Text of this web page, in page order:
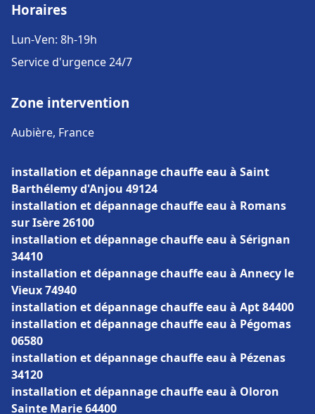
Horaires
Lun-Ven: 8h-19h
Service d'urgence 24/7
Zone intervention
Aubière, France
installation et dépannage chauffe eau à Saint
Barthélemy d'Anjou 49124
installation et dépannage chauffe eau à Romans
sur Isère 26100
installation et dépannage chauffe eau à Sérignan
34410
installation et dépannage chauffe eau à Annecy le
Vieux 74940
installation et dépannage chauffe eau à Apt 84400
installation et dépannage chauffe eau à Pégomas
06580
installation et dépannage chauffe eau à Pézenas
34120
installation et dépannage chauffe eau à Oloron
Sainte Marie 64400